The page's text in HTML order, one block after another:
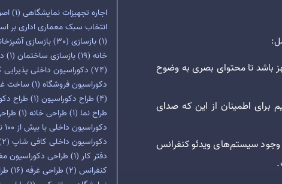
باشد تا محتوای بصری به وضوح
اطمینان از این که صدای
وجود سیستم‌های ویدئو کنفرانس
اجاره تجهیزات نمایشگاهی(1)
انتخاب سبک معماری اداری بر
(1) بازسازی(30) بازسازی
خانه(19) بازسازی ساختمان(1)
(74)
دکوراسیون داخلی
دکوراسیون فروشگاه(1) ساخت
(4)
طراح دکوراسیون(1) طراح
طراح نما (1) طراحی خانه(1)
دکوراسیون داخلی با بیش از 100 نمونه پروژه
دکوراسیون داخلی کافی شاپ(2)
دفتر کار(1) طراحی دکوراسیون
کنفرانس(2) طراحی غرفه(16)